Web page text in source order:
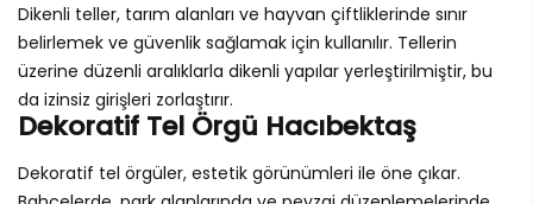
Dikenli teller, tarım alanları ve hayvan çiftliklerinde sınır
belirlemek ve güvenlik sağlamak için kullanılır. Tellerin
üzerine düzenli aralıklarla dikenli yapılar yerleştirilmiştir, bu
da izinsiz girişleri zorlaştırır.
Dekoratif Tel Örgü Hacıbektaş
Dekoratif tel örgüler, estetik görünümleri ile öne çıkar.